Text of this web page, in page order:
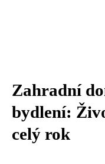
Zahradní
bydlení:
celý rok